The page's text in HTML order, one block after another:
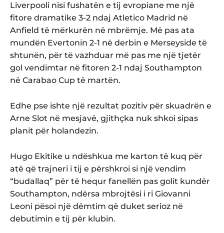
Liverpooli nisi fushatën e tij evropiane me një
fitore dramatike 3-2 ndaj Atletico Madrid në
Anfield të mërkurën në mbrëmje. Më pas ata
mundën Evertonin 2-1 në derbin e Merseyside të
shtunën, për të vazhduar më pas me një tjetër
gol vendimtar në fitoren 2-1 ndaj Southampton
në Carabao Cup të martën.
Edhe pse ishte një rezultat pozitiv për skuadrën e
Arne Slot në mesjavë, gjithçka nuk shkoi sipas
planit për holandezin.
Hugo Ekitike u ndëshkua me karton të kuq për
atë që trajneri i tij e përshkroi si një vendim
“budallaq” për të hequr fanellën pas golit kundër
Southampton, ndërsa mbrojtësi i ri Giovanni
Leoni pësoi një dëmtim që duket serioz në
debutimin e tij për klubin.